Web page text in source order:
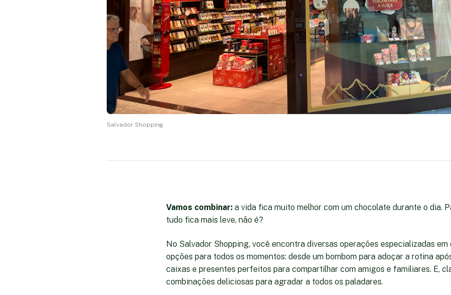
Salvador Shopping
Vamos combinar: a vida fica muito melhor com um chocolate durante o dia.
tudo fica mais leve, não é?
No Salvador Shopping, você encontra diversas operações especializadas em
opções para todos os momentos: desde um bombom para adoçar a rotina
caixas e presentes perfeitos para compartilhar com amigos e familiares. E,
combinações deliciosas para agradar a todos os paladares.